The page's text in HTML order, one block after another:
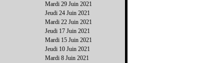
Mardi 29 Juin 2021
Jeudi 24 Juin 2021
Mardi 22 Juin 2021
Jeudi 17 Juin 2021
Mardi 15 Juin 2021
Jeudi 10 Juin 2021
Mardi 8 Juin 2021